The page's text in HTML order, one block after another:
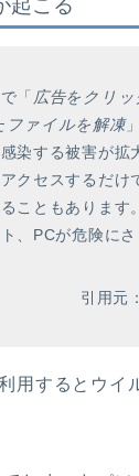
「 広告をクリッ
ファイルを解凍
染する被害が拡
クセスするだけ
こともあります
、PCが危険にさ
引用元：
用するとウイ